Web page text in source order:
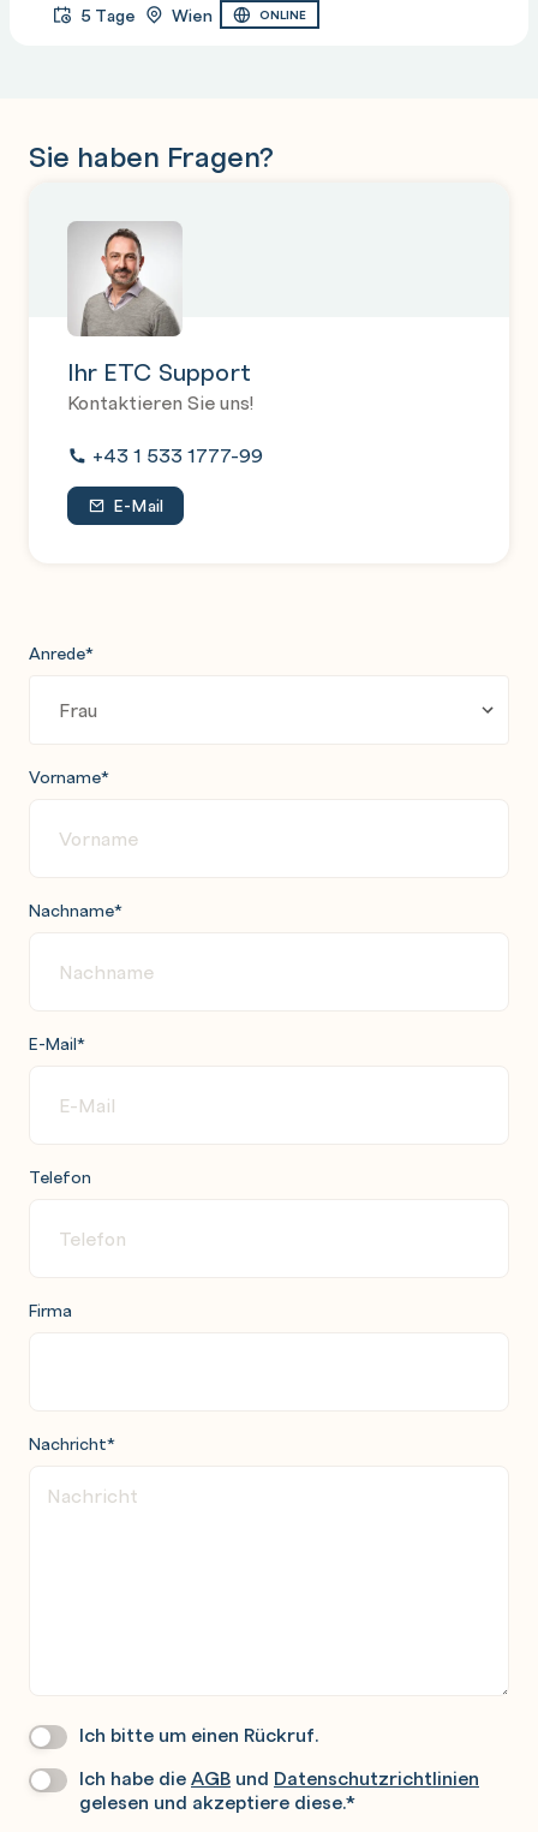
5 Tage Wien ONLINE
Sie haben Fragen?
Ihr ETC Support
Kontaktieren Sie uns!
+43 1 533 1777-99
E-Mail
Anrede*
Vorname*
Nachname*
E-Mail*
Telefon
Firma
Nachricht*
Wir
Sie
Ich bitte um einen Rückruf.
Datenschutz*
Ich habe dieAGB und Datenschutzrichtlinien
gelesen und akzeptiere diese.*